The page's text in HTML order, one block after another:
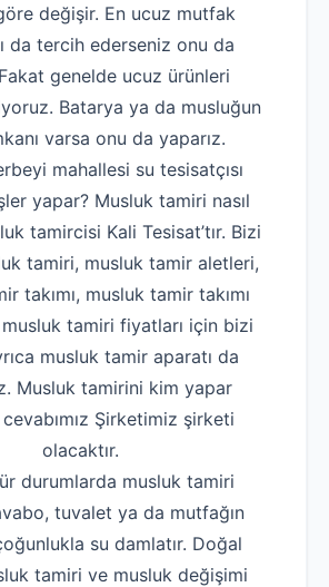
Robotla
Su Kaçağı
Profesyonel Petek
Uzmana Sor
Hakkımızda
İletişim
değişir. En ucuz mutfak
da tercih ederseniz onu da
genelde ucuz ürünleri
Batarya ya da musluğun
varsa onu da yaparız.
mahallesi su tesisatçısı
yapar? Musluk tamiri nasıl
tamircisi Kali Tesisat’tır. Bizi
tamiri, musluk tamir aletleri,
takımı, musluk tamir takımı
tamiri fiyatları için bizi
musluk tamir aparatı da
Musluk tamirini kim yapar
Şirketimiz şirketi
olacaktır.
durumlarda musluk tamiri
tuvalet ya da mutfağın
su damlatır. Doğal
tamiri ve musluk değişimi